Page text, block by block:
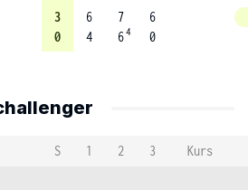
3
0
6
4
7
64
6
0
S 1 2 3
Kurs